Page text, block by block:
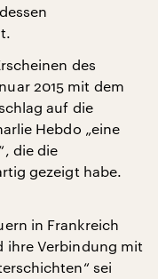
des
2015 mit dem
auf die
Hebdo „eine
die die
gezeigt habe.
in Frankreich
ihre Verbindung mit
sei